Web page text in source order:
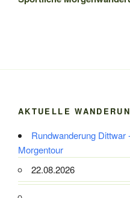
AKTUELLE
Rundwanderung
Morgentour
22.08.2026